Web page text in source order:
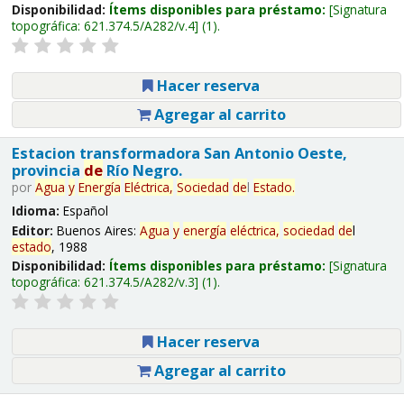
Disponibilidad: Ítems disponibles para préstamo: Signatura
topográfica: 621.374.5/A282/v.4 (1).
Hacer reserva
Agregar al carrito
Estacion transformadora San Antonio Oeste,
provincia deRío Negro.
por Agua y Energía Eléctrica, Sociedad del Estado.
Idioma: Español
Editor: Buenos Aires: Agua y energía eléctrica, sociedad del
estado, 1988
Disponibilidad: Ítems disponibles para préstamo: Signatura
topográfica: 621.374.5/A282/v.3 (1).
Hacer reserva
Agregar al carrito